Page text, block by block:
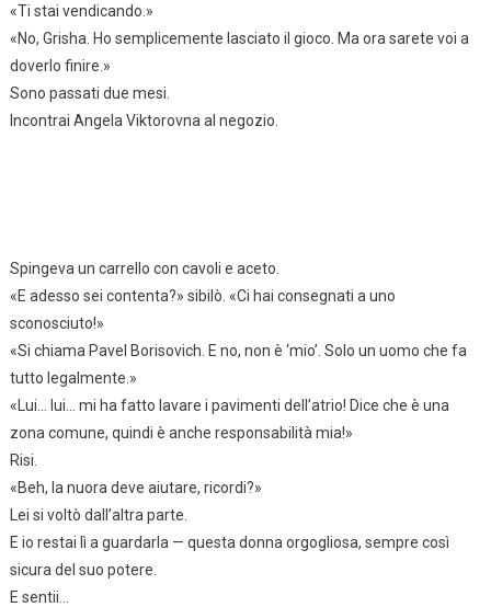
«Ti stai vendicando.»
«No, Grisha. Ho semplicemente lasciato il gioco. Ma ora sarete voi a
doverlo finire.»
Sono passati due mesi.
Incontrai Angela Viktorovna al negozio.
Spingeva un carrello con cavoli e aceto.
«E adesso sei contenta?» sibilò. «Ci hai consegnati a uno
sconosciuto!»
«Si chiama Pavel Borisovich. E no, non è ‘mio’. Solo un uomo che fa
tutto legalmente.»
«Lui… lui… mi ha fatto lavare i pavimenti dell’atrio! Dice che è una
zona comune, quindi è anche responsabilità mia!»
Risi.
«Beh, la nuora deve aiutare, ricordi?»
Lei si voltò dall’altra parte.
E io restai lì a guardarla — questa donna orgogliosa, sempre così
sicura del suo potere.
E sentii…